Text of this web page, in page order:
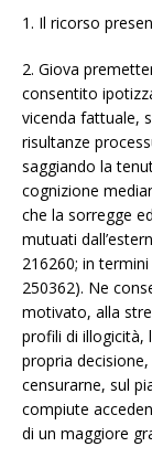
1. Il ricorso
2. Giova
consentito
vicenda fattuale,
risultanze
saggiando la
cognizione
che la sorregge
mutuati
216260; in
250362). Ne
motivato, alla
profili di illogicità,
propria
censurarne, sul
compiute
di un maggiore